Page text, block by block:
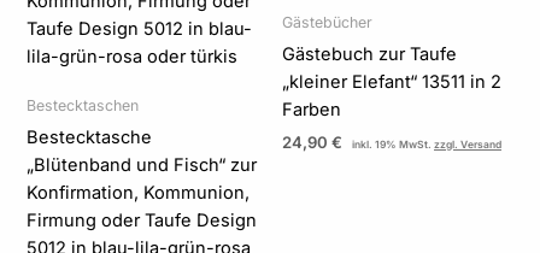
Bestecktaschen
Bestecktasche
„Blütenband und Fisch“ zur
Konfirmation, Kommunion,
Firmung oder Taufe Design
5012 in blau-lila-grün-rosa
Gästebücher
Gästebuch zur Taufe
„kleiner Elefant“ 13511 in 2
Farben
24,90 € inkl. 19% MwSt. zzgl. Versand